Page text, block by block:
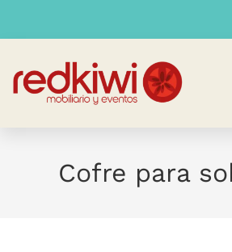
Cofre para